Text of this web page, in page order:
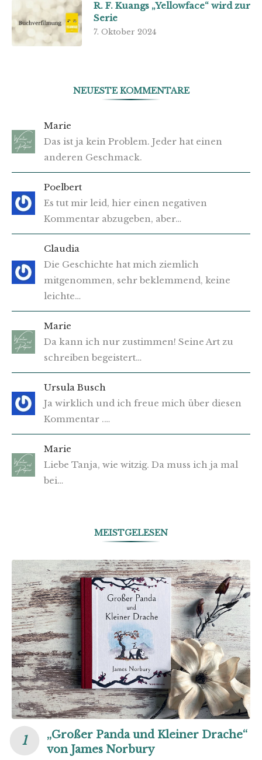
R. F. Kuangs „Yellowface“ wird zur
Serie
7. Oktober 2024
NEUESTE KOMMENTARE
Marie
Das ist ja kein Problem. Jeder hat einen
anderen Geschmack.
Poelbert
Es tut mir leid, hier einen negativen
Kommentar abzugeben, aber…
Claudia
Die Geschichte hat mich ziemlich
mitgenommen, sehr beklemmend, keine
leichte…
Marie
Da kann ich nur zustimmen! Seine Art zu
schreiben begeistert…
Ursula Busch
Ja wirklich und ich freue mich über diesen
Kommentar .…
Marie
Liebe Tanja, wie witzig. Da muss ich ja mal
bei…
MEISTGELESEN
„Großer Panda und Kleiner Drache“
von James Norbury